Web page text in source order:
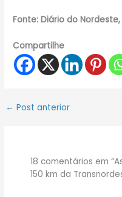
Fonte: Diário do
Compartilhe
← Post anterior
18 comentários em
150 km da